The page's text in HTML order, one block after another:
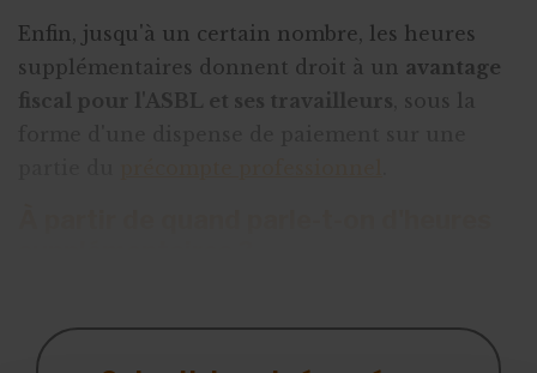
Enfin, jusqu'à un certain nombre, les heures
supplémentaires donnent droit à un avantage
fiscal pour l'ASBL et ses travailleurs
, sous la